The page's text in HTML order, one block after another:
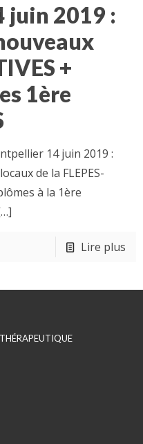
juin 2019 :
+
1ère
14 juin 2019 :
de la FLEPES-
à la 1ère
Lire plus